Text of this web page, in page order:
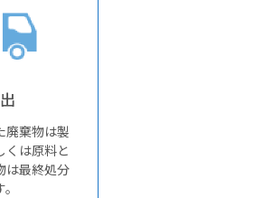
廃棄物は製
くは原料と
は最終処分